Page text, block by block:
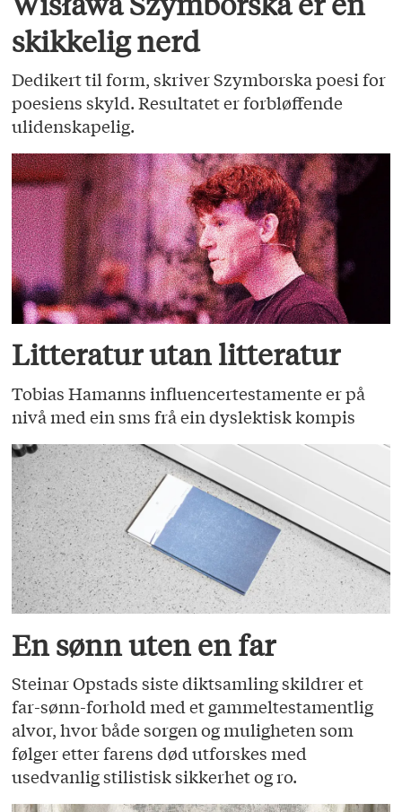
skikkelig nerd
Dedikert til form, skriver Szymborska poesi for
poesiens skyld. Resultatet er forbløffende
ulidenskapelig.
Litteratur utan litteratur
Tobias Hamanns influencertestamente er på
nivå med ein sms frå ein dyslektisk kompis
En sønn uten en far
Steinar Opstads siste diktsamling skildrer et
far-sønn-forhold med et gammeltestamentlig
alvor, hvor både sorgen og muligheten som
følger etter farens død utforskes med
usedvanlig stilistisk sikkerhet og ro.